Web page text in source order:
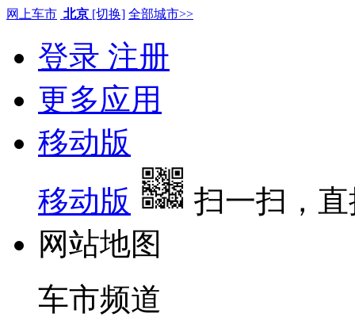
网上车市 北京 [切换] 全部城市>>
登录 注册
更多应用
移动版
移动版
扫一扫，
网站地图
车市频道